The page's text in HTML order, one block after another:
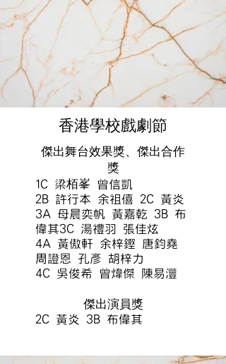
香港學校戲劇節
傑出舞台效果獎、傑出合作
獎
1C 梁栢峯 曾信凱
2B 許行本 余祖僖 2C 黃炎
3A 母晨奕帆 黃嘉乾 3B 布
偉其3C 湯禮羽 張佳炫
4A 黃傲軒 余梓鏗 唐鈞堯
周證恩 孔彥 胡梓力
4C 吳俊希 曾煒傑 陳易灃
傑出演員獎
2C 黃炎 3B 布偉其